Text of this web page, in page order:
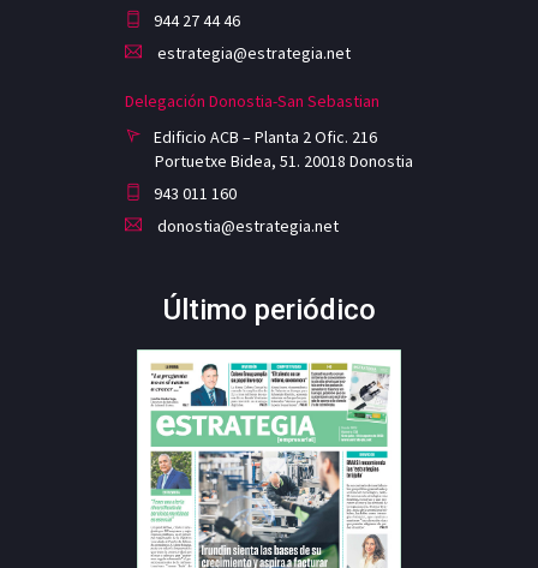
944 27 44 46
estrategia@estrategia.net
Delegación Donostia-San Sebastian
Edificio ACB – Planta 2 Ofic. 216
Portuetxe Bidea, 51. 20018 Donostia
943 011 160
donostia@estrategia.net
Último periódico